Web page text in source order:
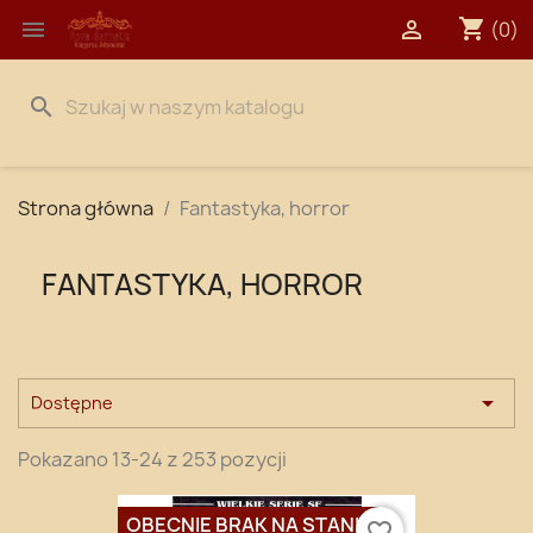
 shopping_cart (0)

search
Strona główna Fantastyka, horror
FANTASTYKA, HORROR
Dostępne 
Pokazano 13-24 z 253 pozycji
OBECNIE BRAK NA STANIE